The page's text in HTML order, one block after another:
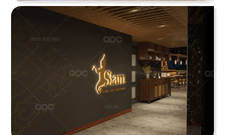
ÁN
SHOWROOM
TIN
TỨC
LIÊN
THE STREET "NHẬU CÓ CHẤT"
The Street được dựa trên văn hóa vỉa hè độc
đáo, xen lẫn hơi thở của đường phố, mang đến
vẻ đẹp Việt Nam đặc trưng cho thực khách
Chi tiết